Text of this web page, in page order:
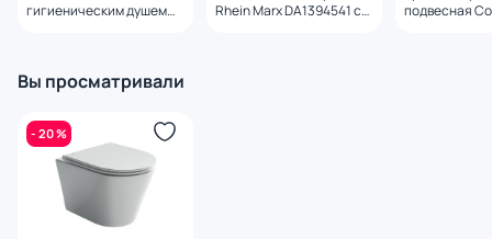
гигиеническим душем
Rhein Marx DA1394541 с
подвесная
Вы просматривали
- 20 %